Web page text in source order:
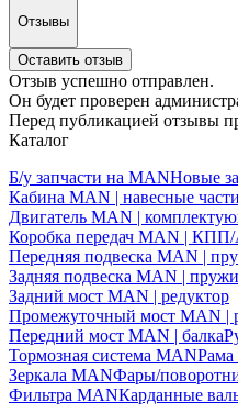
Отзывы
Оставить отзыв
Отзыв успешно отправлен.
Он будет проверен
Перед публикацией отзывы
Каталог
Б/у запчасти на MANНовые
Кабина MAN | навесные части
Двигатель MAN |
Коробка передач MAN |
Передняя подвеска MAN |
Задняя подвеска MAN |
Задний мост MAN | редуктор
Промежуточный мост MAN |
Передний мост MAN | балка
Тормозная система MANРама
Зеркала MANФары/
Фильтра MANКарданные